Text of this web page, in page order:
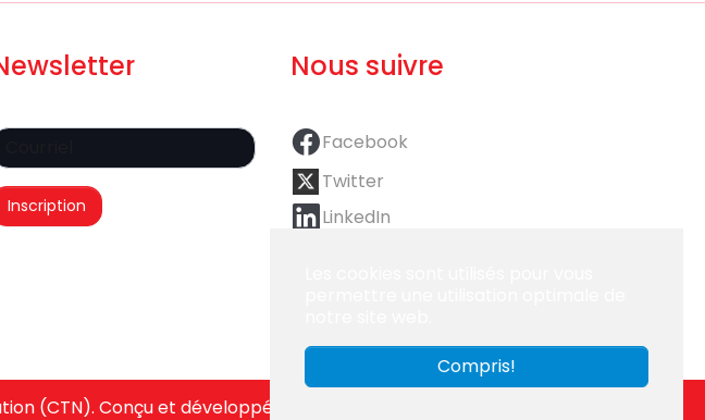
Compris!
Nous suivre
Facebook
Twitter
LinkedIn
(CTN). Conçu et développé par